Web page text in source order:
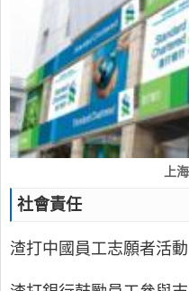
上
社會責任
渣打中國員工志願者活動